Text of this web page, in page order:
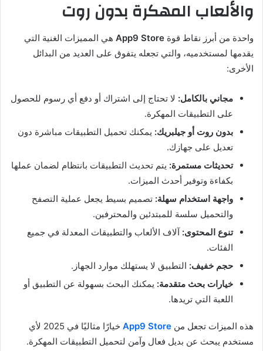
والألعاب المهكرة بدون روت
واحدة من أبرز نقاط قوة App9 Store هي المميزات الغنية التي
يقدمها لمستخدميه، والتي تجعله يتفوق على العديد من البدائل
الأخرى:
مجاني بالكامل: لا تحتاج إلى اشتراك أو دفع أي رسوم للحصول
على التطبيقات المهكرة.
بدون روت أو جيلبريك: يمكنك تحميل التطبيقات مباشرة دون
تعديل على جهازك.
تحديثات مستمرة: يتم تحديث التطبيقات بانتظام لضمان عملها
بكفاءة وتوفير أحدث الميزات.
واجهة استخدام سهلة: تصميم بسيط يجعل عملية التصفح
والتحميل سلسة للمبتدئين والمحترفين.
تنوع المحتوى: آلاف الألعاب والتطبيقات المعدلة في جميع
الفئات.
حجم خفيف: التطبيق لا يستهلك موارد الجهاز.
خيارات بحث متقدمة: يمكنك البحث بسهولة عن التطبيق أو
اللعبة التي تريدها.
هذه الميزات تجعل من App9 Store
خيارًا مثاليًا في 2025 لأي
مستخدم يبحث عن بديل فعال وآمن لتحميل التطبيقات المهكرة.